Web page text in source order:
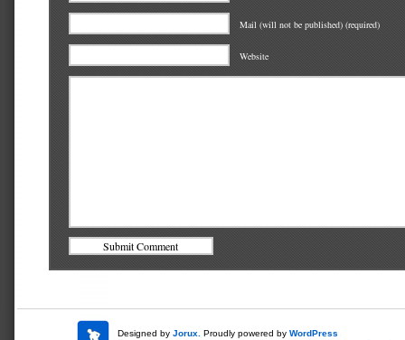
Mail (will not be published) (required)
Website
Designed by Jorux. Proudly powered by WordPress